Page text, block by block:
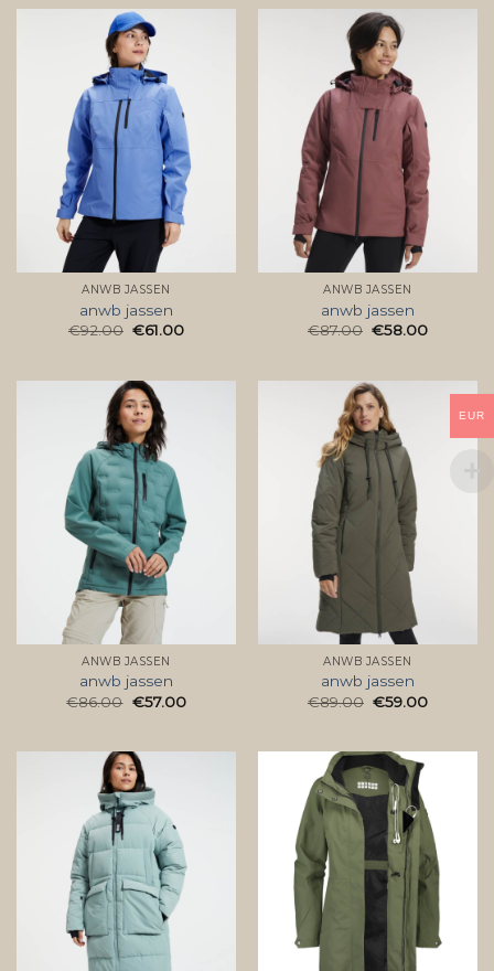
ANWB JASSEN
anwb jassen
€92.00 €61.00
ANWB JASSEN
anwb jassen
€87.00 €58.00
ANWB JASSEN
anwb jassen
€86.00 €57.00
ANWB JASSEN
anwb jassen
€89.00 €59.00
EUR